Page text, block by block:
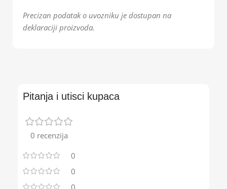
Precizan podatak o uvozniku je dostupan na
deklaraciji proizvoda.
Pitanja i utisci kupaca
0 recenzija
0
0
0